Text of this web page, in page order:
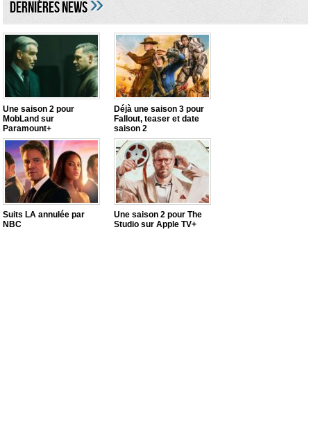
DERNIÈRES NEWS
Une saison 2 pour
MobLand sur
Paramount+
Déjà une saison 3 pour
Fallout, teaser et date
saison 2
Suits LA annulée par
NBC
Une saison 2 pour The
Studio sur Apple TV+